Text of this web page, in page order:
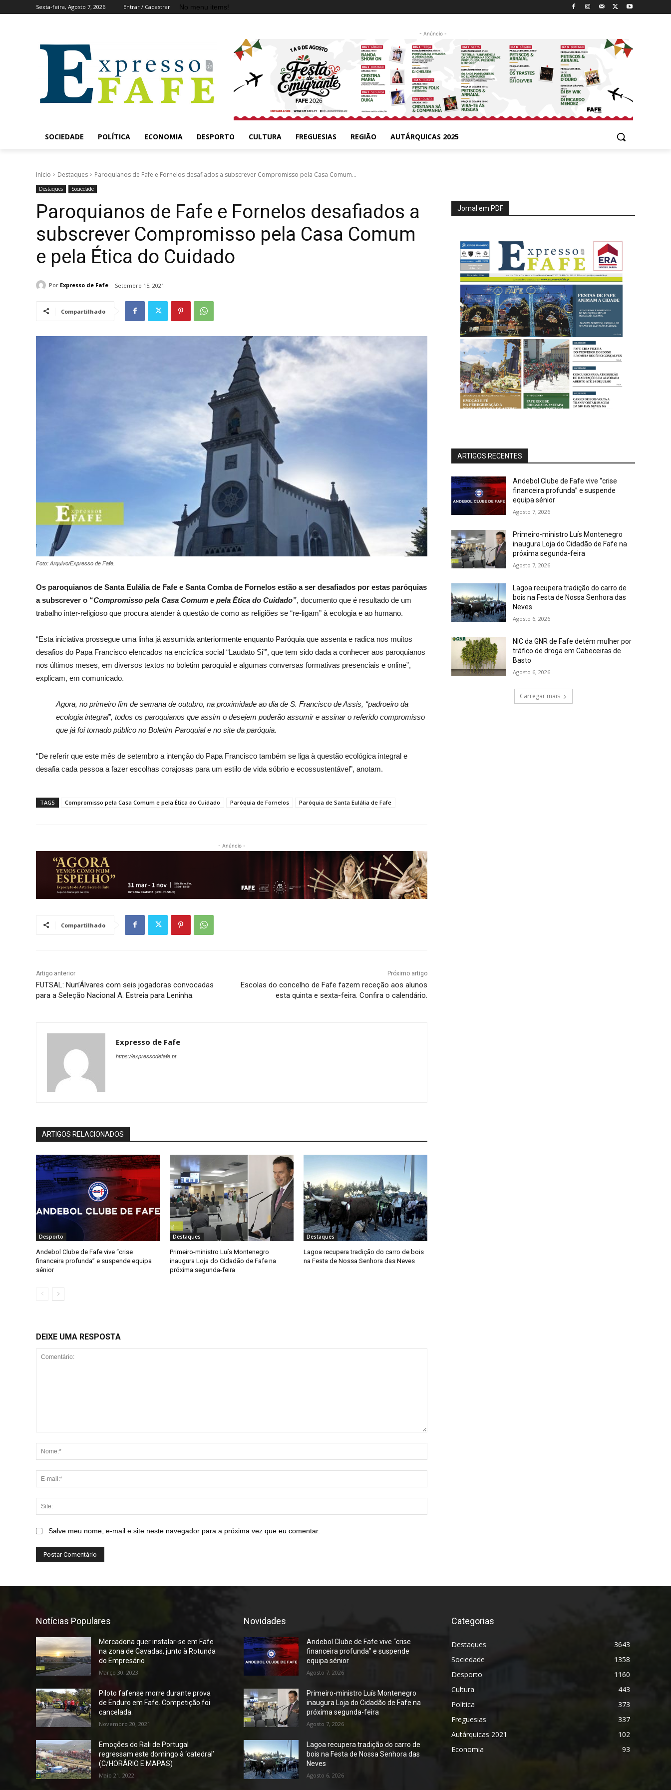
Sexta-feira, Agosto 7, 2026 Entrar / Cadastrar No menu items!
- Anúncio -
SOCIEDADE POLÍTICA ECONOMIA DESPORTO CULTURA FREGUESIAS REGIÃO AUTÁRQUICAS 2025
Início Destaques Paroquianos de Fafe e Fornelos desafiados a subscrever Compromisso pela Casa Comum...
Destaques Sociedade
Paroquianos de Fafe e Fornelos desafiados a
subscrever Compromisso pela Casa Comum
e pela Ética do Cuidado
Por Expresso de Fafe Setembro 15, 2021
Compartilhado
Foto: Arquivo/Expresso de Fafe.
Os paroquianos de Santa Eulália de Fafe e Santa Comba de Fornelos estão a ser desafiados por estas paróquias
a subscrever o “Compromisso pela Casa Comum e pela Ética do Cuidado”, documento que é resultado de um
trabalho inter-religioso que procura atender à questão de como as religiões se “re-ligam” à ecologia e ao humano.
“Esta iniciativa prossegue uma linha já assumida anteriormente enquanto Paróquia que assenta e radica nos muitos
desafios do Papa Francisco elencados na encíclica social “Laudato Si’”, que tem sido dada a conhecer aos paroquianos
nos últimos meses, em diversos textos no boletim paroquial e algumas conversas formativas presenciais e online”,
explicam, em comunicado.
Agora, no primeiro fim de semana de outubro, na proximidade ao dia de S. Francisco de Assis, “padroeiro da
ecologia integral”, todos os paroquianos que assim o desejem poderão assumir e assinar o referido compromisso
que já foi tornado público no Boletim Paroquial e no site da paróquia.
“De referir que este mês de setembro a intenção do Papa Francisco também se liga à questão ecológica integral e
desafia cada pessoa a fazer escolhas corajosas para um estilo de vida sóbrio e ecossustentável”, anotam.
TAGS Compromisso pela Casa Comum e pela Ética do Cuidado Paróquia de Fornelos Paróquia de Santa Eulália de Fafe
- Anúncio -
Compartilhado
Artigo anterior
FUTSAL: Nun’Álvares com seis jogadoras convocadas
para a Seleção Nacional A. Estreia para Leninha.
Próximo artigo
Escolas do concelho de Fafe fazem receção aos alunos
esta quinta e sexta-feira. Confira o calendário.
Expresso de Fafe
https://expressodefafe.pt
ARTIGOS RELACIONADOS
Desporto
Andebol Clube de Fafe vive “crise
financeira profunda” e suspende equipa
sénior
Destaques
Primeiro-ministro Luís Montenegro
inaugura Loja do Cidadão de Fafe na
próxima segunda-feira
Destaques
Lagoa recupera tradição do carro de bois
na Festa de Nossa Senhora das Neves
DEIXE UMA RESPOSTA
Salve meu nome, e-mail e site neste navegador para a próxima vez que eu comentar.
Jornal em PDF
ARTIGOS RECENTES
Andebol Clube de Fafe vive “crise
financeira profunda” e suspende
equipa sénior
Agosto 7, 2026
Primeiro-ministro Luís Montenegro
inaugura Loja do Cidadão de Fafe na
próxima segunda-feira
Agosto 7, 2026
Lagoa recupera tradição do carro de
bois na Festa de Nossa Senhora das
Neves
Agosto 6, 2026
NIC da GNR de Fafe detém mulher por
tráfico de droga em Cabeceiras de
Basto
Agosto 6, 2026
Carregar mais
Notícias Populares
Mercadona quer instalar-se em Fafe
na zona de Cavadas, junto à Rotunda
do Empresário
Março 30, 2023
Piloto fafense morre durante prova
de Enduro em Fafe. Competição foi
cancelada.
Novembro 20, 2021
Emoções do Rali de Portugal
regressam este domingo à ‘catedral’
(C/HORÁRIO E MAPAS)
Maio 21, 2022
Novidades
Andebol Clube de Fafe vive “crise
financeira profunda” e suspende
equipa sénior
Agosto 7, 2026
Primeiro-ministro Luís Montenegro
inaugura Loja do Cidadão de Fafe na
próxima segunda-feira
Agosto 7, 2026
Lagoa recupera tradição do carro de
bois na Festa de Nossa Senhora das
Neves
Agosto 6, 2026
Categorias
Destaques
3643
Sociedade
1358
Desporto
1160
Cultura
443
Política
373
Freguesias
337
Autárquicas 2021
102
Economia
93